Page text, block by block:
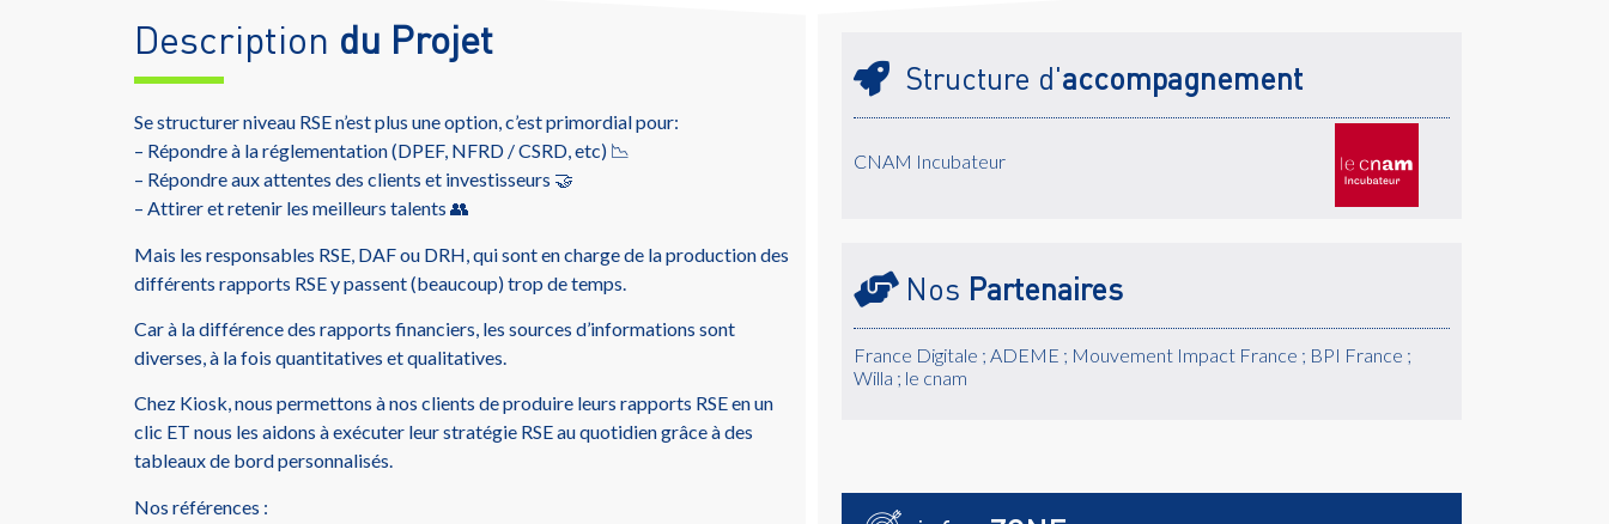
Description du Projet
Se structurer niveau RSE n’est plus une option, c’est primordial pour:
– Répondre à la réglementation (DPEF, NFRD / CSRD, etc) 📉
– Répondre aux attentes des clients et investisseurs 🤝
– Attirer et retenir les meilleurs talents 👥
Mais les responsables RSE, DAF ou DRH, qui sont en charge de la production des
différents rapports RSE y passent (beaucoup) trop de temps.
Car à la différence des rapports financiers, les sources d’informations sont
diverses, à la fois quantitatives et qualitatives.
Chez Kiosk, nous permettons à nos clients de produire leurs rapports RSE en un
clic ET nous les aidons à exécuter leur stratégie RSE au quotidien grâce à des
tableaux de bord personnalisés.
Nos références :
Structure d'accompagnement
CNAM Incubateur
Nos Partenaires
France Digitale ; ADEME ; Mouvement Impact France ; BPI France ;
Willa ; le cnam